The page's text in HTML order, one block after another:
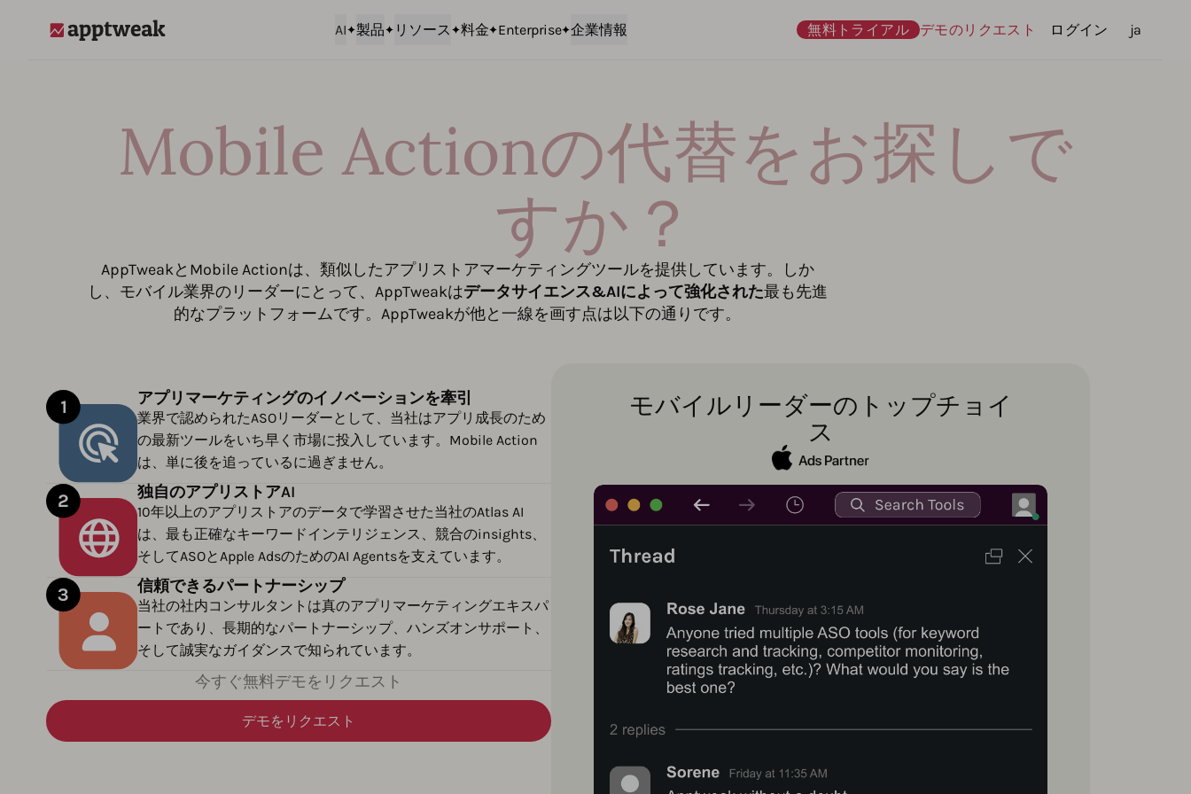
AI 製品 リソース 料金 Enterprise 企業情報 無料トライアル デモのリクエスト ログイン 言語
ja
Mobile Actionの代替をお探しで
すか？
AppTweakとMobile Actionは、類似したアプリストアマーケティングツールを提供しています。しか
し、モバイル業界のリーダーにとって、AppTweakはデータサイエンス&AIによって強化された最も先進
的なプラットフォームです。AppTweakが他と一線を画す点は以下の通りです。
アプリマーケティングのイノベーションを牽引
業界で認められたASOリーダーとして、当社はアプリ成長のため
の最新ツールをいち早く市場に投入しています。Mobile Action
は、単に後を追っているに過ぎません。
独自のアプリストアAI
10年以上のアプリストアのデータで学習させた当社のAtlas AI
は、最も正確なキーワードインテリジェンス、競合のinsights、
そしてASOとApple AdsのためのAI Agentsを支えています。
信頼できるパートナーシップ
当社の社内コンサルタントは真のアプリマーケティングエキスパ
ートであり、長期的なパートナーシップ、ハンズオンサポート、
そして誠実なガイダンスで知られています。
今すぐ無料デモをリクエスト
デモをリクエスト
モバイルリーダーのトップチョイ
ス